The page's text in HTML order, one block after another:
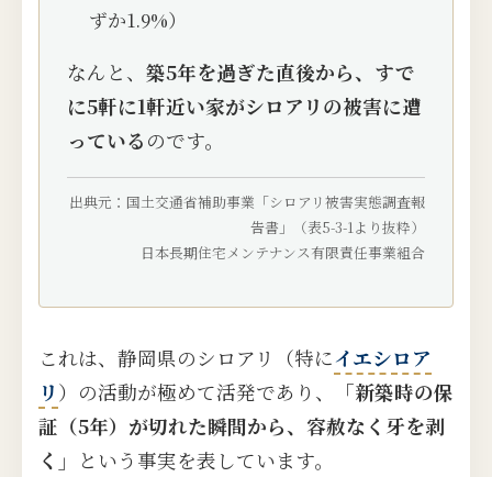
ずか1.9%）
なんと、 築5年を過ぎた直後から、すで
に5軒に1軒近い家がシロアリの被害に遭
っている のです。
出典元：国土交通省補助事業「シロアリ被害実態調査報
告書」（表5-3-1より抜粋）
日本長期住宅メンテナンス有限責任事業組合
これは、静岡県のシロアリ（特にイエシロア
リ ）の活動が極めて活発であり、
「新築時の保
証（5年）が切れた瞬間から、容赦なく牙を剥
く」
という事実を表しています。